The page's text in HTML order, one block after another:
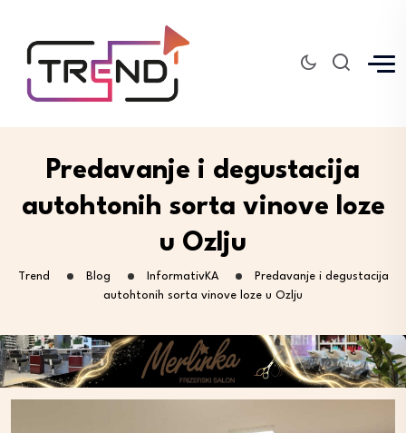
Predavanje i degustacija
autohtonih sorta vinove loze
u Ozlju
Trend Blog InformativKA
Predavanje i degustacija
autohtonih sorta vinove loze u Ozlju